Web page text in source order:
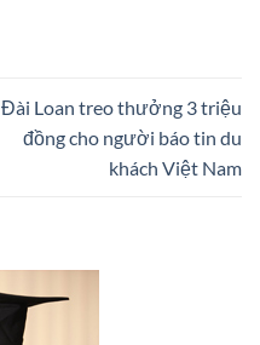
Đài Loan treo thưởng 3 triệu
đồng cho người báo tin du
khách Việt Nam